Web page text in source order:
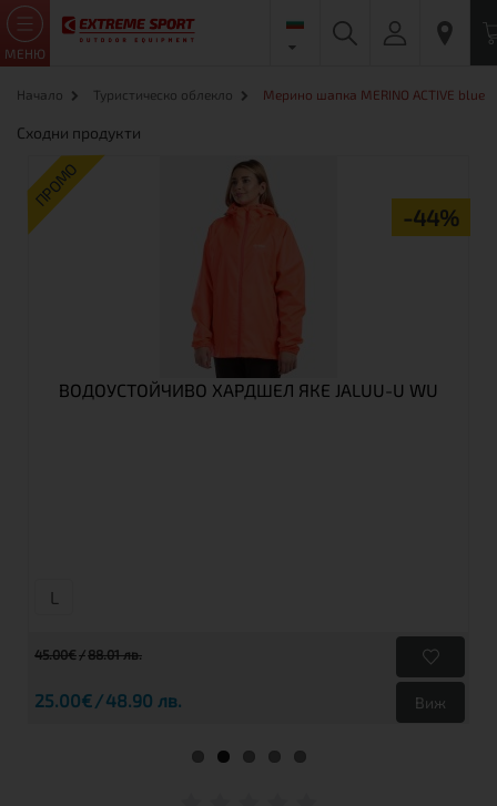
МЕНЮ
Начало Туристическо облекло Мерино шапка MERINO ACTIVE blue
Сходни продукти
ПРОМО
-44%
ВОДОУСТОЙЧИВО ХАРДШЕЛ ЯКЕ JALUU-U WU
L
45.00€ 88.01 лв.
25.00€ 48.90 лв. Виж